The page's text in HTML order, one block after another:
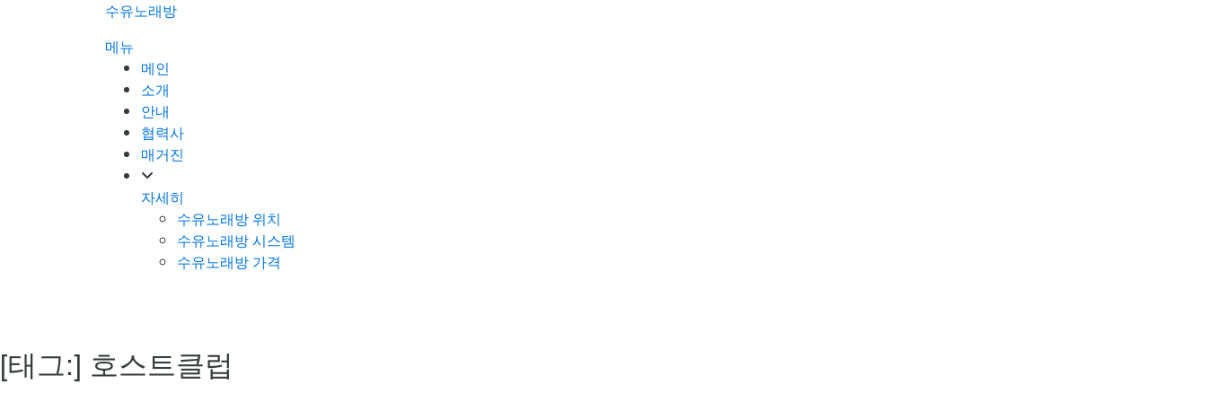
수유노래방
메뉴
메인
소개
안내
협력사
매거진
자세히
수유노래방 위치
수유노래방 시스템
수유노래방 가격
[태그:] 호스트클럽